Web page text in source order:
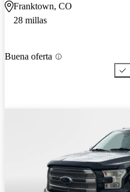
Franktown, CO
28 millas
Buena oferta